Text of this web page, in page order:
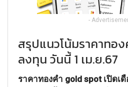
-
สรุปแนวโน้มราคาทอ
ลงทุน วันนี้ 1 เม.ย.67
ราคาทองคำ gold spot เปิดเดื